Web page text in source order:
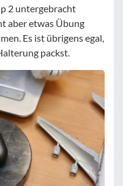
2 untergebracht
aber etwas Übung
Es ist übrigens egal,
packst.